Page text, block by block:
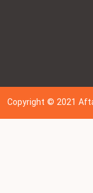
Copyright © 202 1